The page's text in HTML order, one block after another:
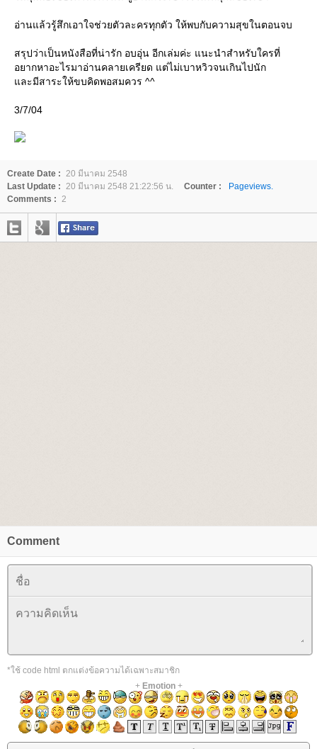
อ่านแล้วรู้สึกเอาใจช่วยตัวละครทุกตัว ให้พบกับความสุขในตอนจบ
สรุปว่าเป็นหนังสือที่น่ารัก อบอุ่น อีกเล่มค่ะ แนะนำสำหรับใครที่
อยากหาอะไรมาอ่านคลายเครียด แต่ไม่เบาหวิวจนเกินไปนัก
ละมีสาระให้ขบคิดพอสมควร ^^
3/7/04
Create Date : 20 มีนาคม 2548
Last Update : 20 มีนาคม 2548 21:22:56 น. Counter :
Pageviews.
Comments : 2
Comment
*ใช้ code html ตกแต่งข้อความได้เฉพาะสมาชิก
+ Emotion+